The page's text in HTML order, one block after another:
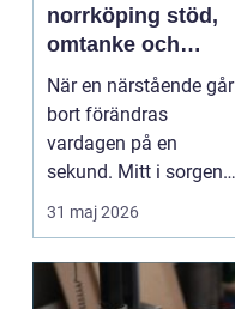
norrköping stöd,
omtanke och
praktisk hjälp när
sorgen drabbar
När en närstående går
bort förändras
vardagen på en
sekund. Mitt i sorgen
behöver anhöriga fatta
mån...
31 maj 2026